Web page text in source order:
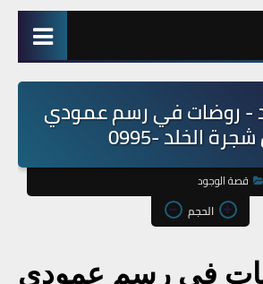
- روضات في رسم عمودي
الخلد -0995
قصة الوجود
الحجم
في رسم عمودي